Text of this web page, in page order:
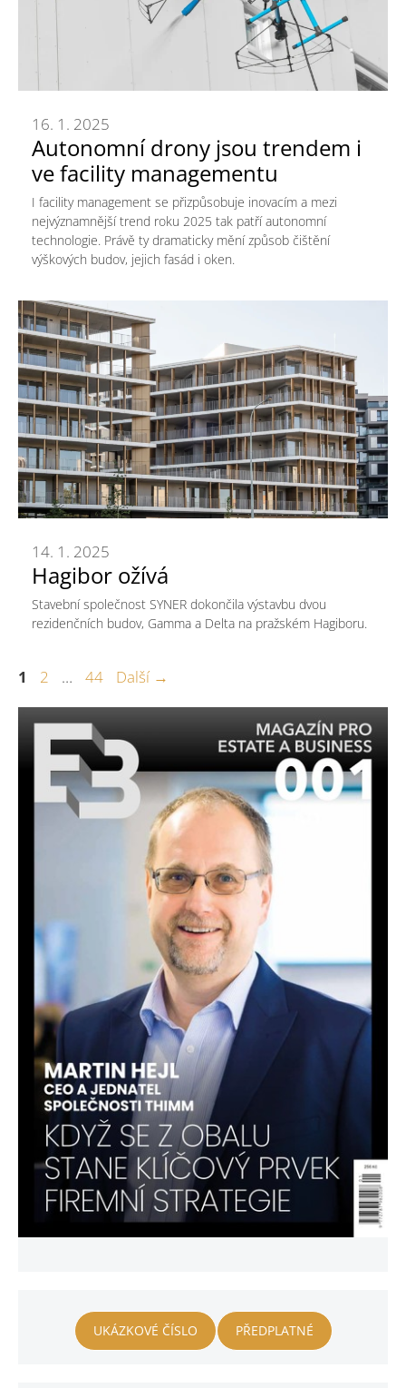
Autonomní drony jsou trendem i
ve facility managementu
16. 1. 2025
I facility management se přizpůsobuje inovacím a mezi
nejvýznamnější trend roku 2025 tak patří autonomní
technologie. Právě ty dramaticky mění způsob čištění
výškových budov, jejich fasád i oken.
Hagibor ožívá
14. 1. 2025
Stavební společnost SYNER dokončila výstavbu dvou
rezidenčních budov, Gamma a Delta na pražském Hagiboru.
Stránka
1 Stránka
2 … Stránka
44 Další →
UKÁZKOVÉ ČÍSLO PŘEDPLATNÉ